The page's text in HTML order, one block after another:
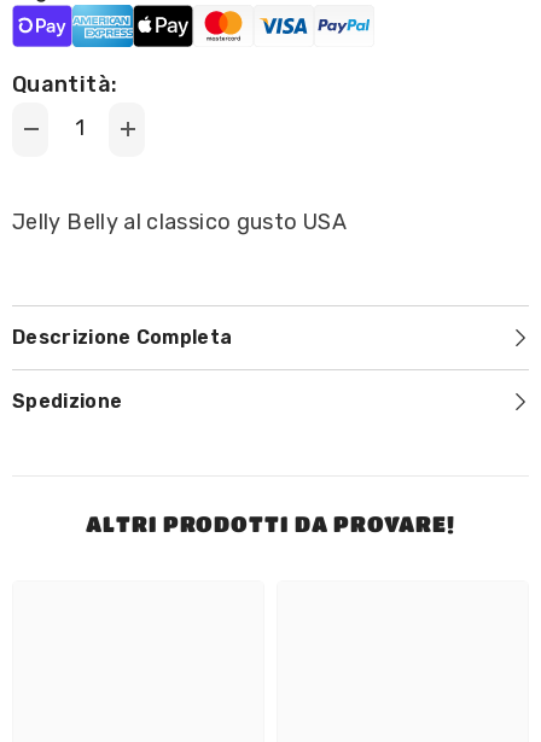
Quantità:
Decrease
Belly
-
Increase
Belly
-
Jelly Belly al classico gusto USA
Descrizione Completa
Spedizione
ALTRI PRODOTTI DA PROVARE!